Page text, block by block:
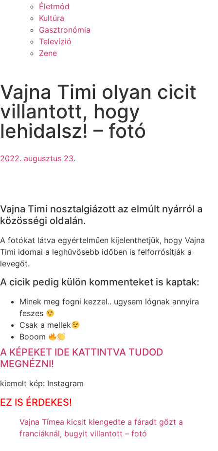
Életmód
Kultúra
Gasztronómia
Televízió
Zene
Vajna Timi olyan cicit
villantott, hogy
lehidalsz! – fotó
2022. augusztus 23.
Vajna Timi nosztalgiázott az elmúlt nyárról a
közösségi oldalán.
A fotókat látva egyértelműen kijelenthetjük, hogy Vajna
Timi idomai a leghűvösebb időben is felforrósítják a
levegőt.
A cicik pedig külön kommenteket is kaptak:
Minek meg fogni kezzel.. ugysem lógnak annyira
feszes
Csak a mellek
Booom
A KÉPEKET IDE KATTINTVA TUDOD
MEGNÉZNI!
kiemelt kép: Instagram
EZ IS ÉRDEKES!
Vajna Tímea kicsit kiengedte a fáradt gőzt a
franciáknál, bugyit villantott – fotó